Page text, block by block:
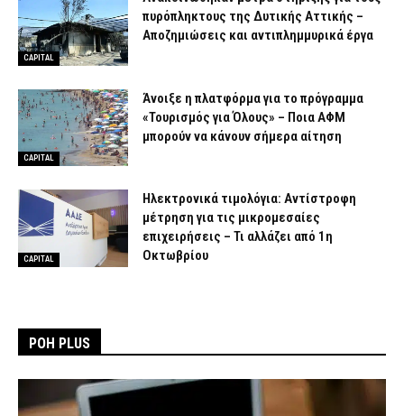
CAPITAL
πυρόπληκτους της Δυτικής Αττικής –
Αποζημιώσεις και αντιπλημμυρικά έργα
CAPITAL
Άνοιξε η πλατφόρμα για το πρόγραμμα
«Τουρισμός για Όλους» – Ποια ΑΦΜ
μπορούν να κάνουν σήμερα αίτηση
CAPITAL
Ηλεκτρονικά τιμολόγια: Αντίστροφη
μέτρηση για τις μικρομεσαίες
επιχειρήσεις – Τι αλλάζει από 1η
Οκτωβρίου
ΡΟΗ PLUS